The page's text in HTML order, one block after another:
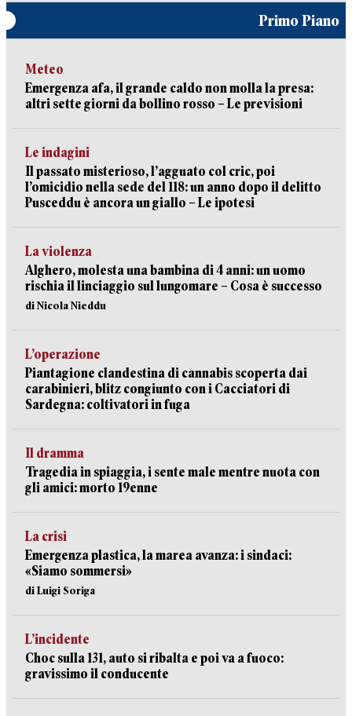
Primo Piano
Meteo
Emergenza afa, il grande caldo non molla la presa:
altri sette giorni da bollino rosso – Le previsioni
Le indagini
Il passato misterioso, l’agguato col cric, poi
l’omicidio nella sede del 118: un anno dopo il delitto
Pusceddu è ancora un giallo – Le ipotesi
La violenza
Alghero, molesta una bambina di 4 anni: un uomo
rischia il linciaggio sul lungomare – Cosa è successo
di Nicola Nieddu
L’operazione
Piantagione clandestina di cannabis scoperta dai
carabinieri, blitz congiunto con i Cacciatori di
Sardegna: coltivatori in fuga
Il dramma
Tragedia in spiaggia, i sente male mentre nuota con
gli amici: morto 19enne
La crisi
Emergenza plastica, la marea avanza: i sindaci:
«Siamo sommersi»
di Luigi Soriga
L’incidente
Choc sulla 131, auto si ribalta e poi va a fuoco:
gravissimo il conducente